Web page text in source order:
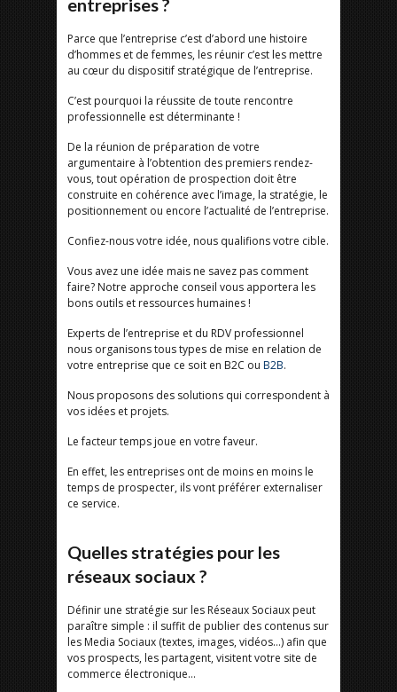
entreprises ?
Parce que l’entreprise c’est d’abord une histoire
d’hommes et de femmes, les réunir c’est les mettre
au cœur du dispositif stratégique de l’entreprise.
C’est pourquoi la réussite de toute rencontre
professionnelle est déterminante !
De la réunion de préparation de votre
argumentaire à l’obtention des premiers rendez-
vous, tout opération de prospection doit être
construite en cohérence avec l’image, la stratégie, le
positionnement ou encore l’actualité de l’entreprise.
Confiez-nous votre idée, nous qualifions votre cible.
Vous avez une idée mais ne savez pas comment
faire? Notre approche conseil vous apportera les
bons outils et ressources humaines !
Experts de l’entreprise et du RDV professionnel
nous organisons tous types de mise en relation de
votre entreprise que ce soit en B2C ou B2B.
Nous proposons des solutions qui correspondent à
vos idées et projets.
Le facteur temps joue en votre faveur.
En effet, les entreprises ont de moins en moins le
temps de prospecter, ils vont préférer externaliser
ce service.
Quelles stratégies pour les
réseaux sociaux ?
Définir une stratégie sur les Réseaux Sociaux peut
paraître simple : il suffit de publier des contenus sur
les Media Sociaux (textes, images, vidéos…) afin que
vos prospects, les partagent, visitent votre site de
commerce électronique…